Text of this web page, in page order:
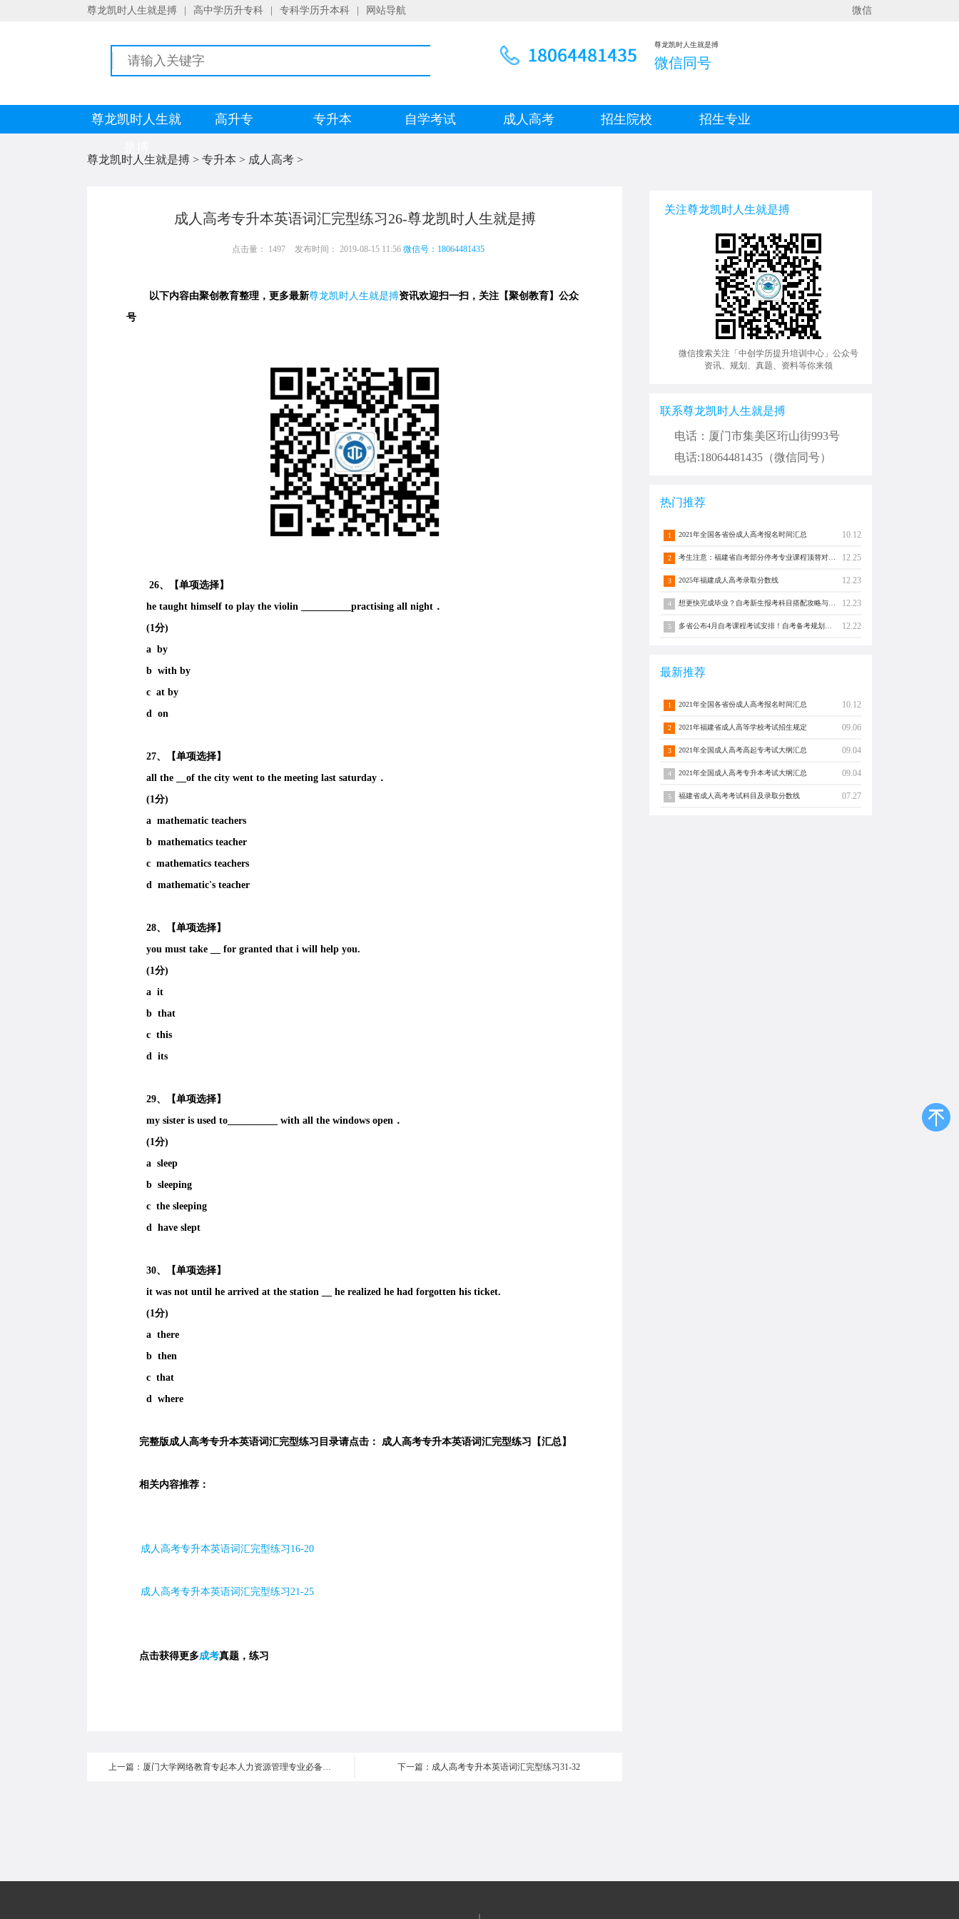
尊龙凯时人生就是搏 高中学历升专科 专科学历升本科 网站导航 微信
尊龙凯时人生就是搏
微信同号
尊龙凯时人生就
高升专 专升本 自学考试 成人高考 招生院校 招生专业
尊龙凯时人生就是搏 > 专升本 > 成人高考 >
成人高考专升本英语词汇完型练习26-尊龙凯时人生就是搏
点击量： 1497 发布时间： 2019-08-15 11:56 微信号：18064481435
以下内容由聚创教育整理，更多最新尊龙凯时人生就是搏资讯欢迎扫一扫，关注【聚创教育】公众
号
26、【单项选择】
he taught himself to play the violin __________practising all night．
(1分)
a by
b with by
c at by
d on
27、【单项选择】
all the __of the city went to the meeting last saturday．
(1分)
a mathematic teachers
b mathematics teacher
c mathematics teachers
d mathematic's teacher
28、【单项选择】
you must take __ for granted that i will help you.
(1分)
a it
b that
c this
d its
29、【单项选择】
my sister is used to__________ with all the windows open．
(1分)
a sleep
b sleeping
c the sleeping
d have slept
30、【单项选择】
it was not until he arrived at the station __ he realized he had forgotten his ticket.
(1分)
a there
b then
c that
d where
完整版成人高考专升本英语词汇完型练习 目录请点击： 成人高考专升本英语词汇完型练习【汇总】
相关内容推荐：
成人高考专升本英语词汇完型练习16-20
成人高考专升本英语词汇完型练习21-25
点击获得更多成考真题，练习
上一篇：厦门大学网络教育专起本人力资源管理专业必备能力 下一篇：成人高考专升本英语词汇完型练习31-32
关注尊龙凯时人生就是搏
微信搜索关注「中创学历提升培训中心」公众号
资讯、规划、真题、资料等你来领
联系尊龙凯时人生就是搏
电话：厦门市集美区珩山街993号
电话:18064481435（微信同号）
热门推荐
1 2021年全国各省份成人高考报名时间汇总 10.12
2 12.25
3 2025年福建成人高考录取分数线 12.23
4 12.23
5 12.22
最新推荐
1 2021年全国各省份成人高考报名时间汇总 10.12
2 2021年福建省成人高等学校考试招生规定 09.06
3 2021年全国成人高考高起专考试大纲汇总 09.04
4 2021年全国成人高考专升本考试大纲汇总 09.04
5 福建省成人高考考试科目及录取分数线 07.27
|